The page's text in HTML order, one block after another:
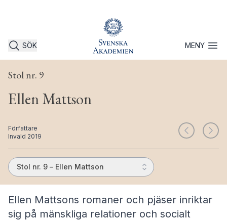
SÖK MENYÖppna
Stol nr. 9
Ellen Mattson
Författare
Invald 2019
Stol nr. 9 – Ellen Mattson
Ellen Mattsons romaner och pjäser inriktar
sig på mänskliga relationer och socialt